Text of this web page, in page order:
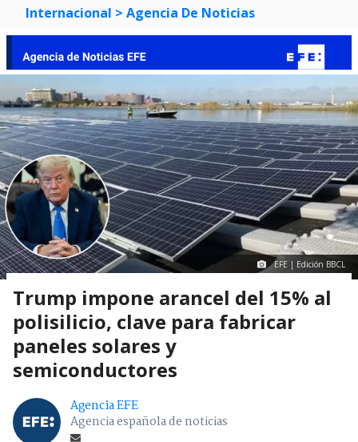
Internacional > Agencia De Noticias
EFE | Edición BBCL
Trump impone arancel del 15% al
polisilicio, clave para fabricar
paneles solares y
semiconductores
Agencia EFE
Agencia española de noticias